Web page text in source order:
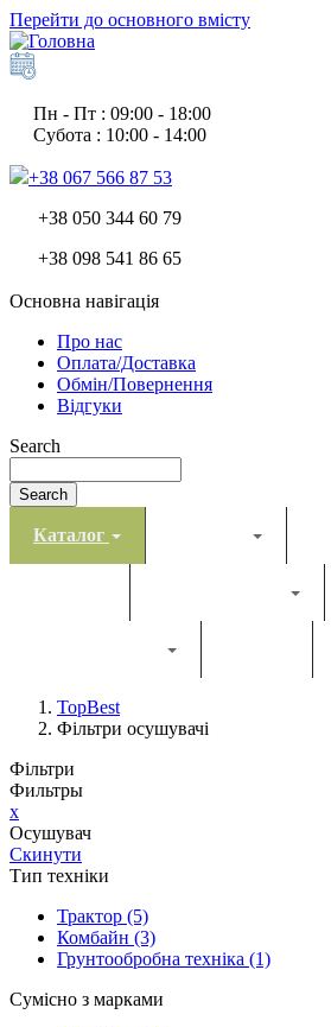
Перейти до основного вмісту
Пн - Пт : 09:00 - 18:00
Субота : 10:00 - 14:00
+38 067 566 87 53
+38 050 344 60 79
+38 098 541 86 65
Основна навігація
Про нас
Оплата/Доставка
Обмін/Повернення
Відгуки
Search
Search
Каталог
TopBest
Фільтри осушувачі
Фільтри
Фильтры
x
Осушувач
Скинути
Тип техніки
Трактор (5)
Комбайн (3)
Грунтообробна техніка (1)
Сумісно з марками